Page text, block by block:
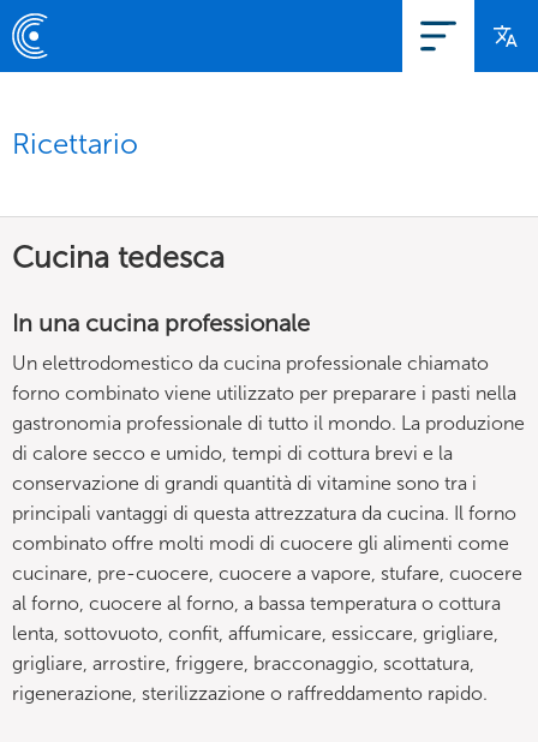
Ricettario
Cucina tedesca
In una cucina professionale
Un elettrodomestico da cucina professionale chiamato
forno combinato viene utilizzato per preparare i pasti nella
gastronomia professionale di tutto il mondo. La produzione
di calore secco e umido, tempi di cottura brevi e la
conservazione di grandi quantità di vitamine sono tra i
principali vantaggi di questa attrezzatura da cucina. Il forno
combinato offre molti modi di cuocere gli alimenti come
cucinare, pre-cuocere, cuocere a vapore, stufare, cuocere
al forno, cuocere al forno, a bassa temperatura o cottura
lenta, sottovuoto, confit, affumicare, essiccare, grigliare,
grigliare, arrostire, friggere, bracconaggio, scottatura,
rigenerazione, sterilizzazione o raffreddamento rapido.